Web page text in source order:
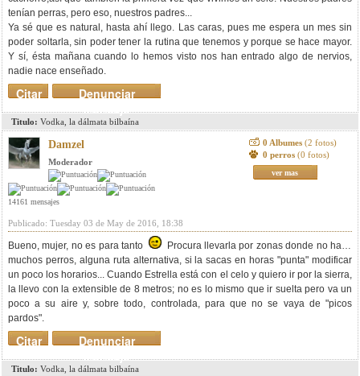
tenían perras, pero eso, nuestros padres...
Ya sé que es natural, hasta ahí llego. Las caras, pues me espera un mes sin
poder soltarla, sin poder tener la rutina que tenemos y porque se hace mayor.
Y sí, ésta mañana cuando lo hemos visto nos han entrado algo de nervios,
nadie nace enseñado.
Denunciar
mensaje
Citar
Titulo: Vodka, la dálmata bilbaína
Damzel
Moderador
14161 mensajes
0 Albumes (2 fotos)
0 perros (0 fotos)
ver mas
Publicado: Tuesday 03 de May de 2016, 18:38
Bueno, mujer, no es para tanto
Procura llevarla por zonas donde no haya
muchos perros, alguna ruta alternativa, si la sacas en horas "punta" modificar
un poco los horarios... Cuando Estrella está con el celo y quiero ir por la sierra,
la llevo con la extensible de 8 metros; no es lo mismo que ir suelta pero va un
poco a su aire y, sobre todo, controlada, para que no se vaya de "picos
pardos".
Denunciar
mensaje
Citar
Titulo: Vodka, la dálmata bilbaína